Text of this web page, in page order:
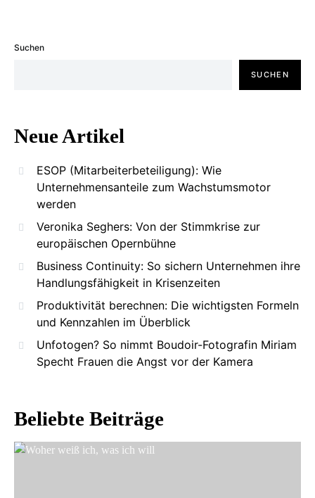
Suchen
SUCHEN
Neue Artikel
ESOP (Mitarbeiterbeteiligung): Wie
Unternehmensanteile zum Wachstumsmotor
werden
Veronika Seghers: Von der Stimmkrise zur
europäischen Opernbühne
Business Continuity: So sichern Unternehmen ihre
Handlungsfähigkeit in Krisenzeiten
Produktivität berechnen: Die wichtigsten Formeln
und Kennzahlen im Überblick
Unfotogen? So nimmt Boudoir-Fotografin Miriam
Specht Frauen die Angst vor der Kamera
Beliebte Beiträge